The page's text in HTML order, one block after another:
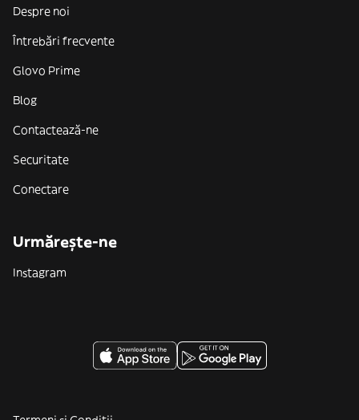
Despre noi
Întrebări frecvente
Glovo Prime
Blog
Contactează-ne
Securitate
Conectare
Urmărește-ne
Instagram